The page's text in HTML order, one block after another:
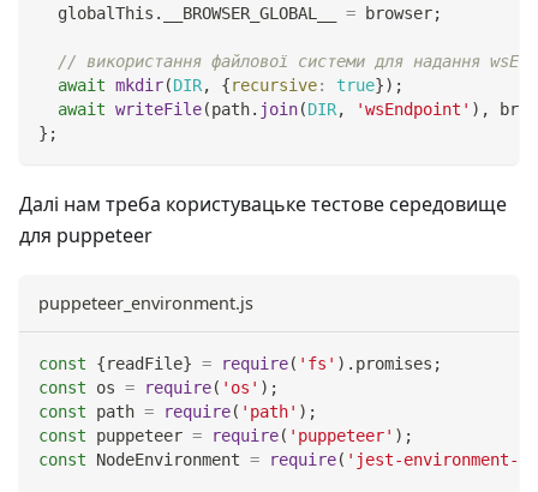
  globalThis
. __BROWSER_GLOBAL__ = browser;
// використання файлової системи для надання
await mkdir(DIR, {recursive: true}) ;
await writeFile(path. join(DIR, 'wsEndpoint' ) ,
} ;
Далі нам треба користувацьке тестове середовище
для puppeteer
puppeteer_environment.js
const {readFile} = require( 'fs' ) . promises ;
const os = require( 'os' ) ;
const path = require( 'path' ) ;
const puppeteer = require( 'puppeteer' ) ;
const
NodeEnvironment = require( 'jest-environment-